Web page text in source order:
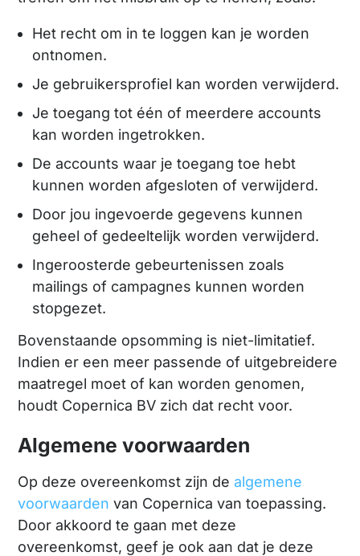
Het recht om in te loggen kan je worden
ontnomen.
Je gebruikersprofiel kan worden verwijderd.
Je toegang tot één of meerdere accounts
kan worden ingetrokken.
De accounts waar je toegang toe hebt
kunnen worden afgesloten of verwijderd.
Door jou ingevoerde gegevens kunnen
geheel of gedeeltelijk worden verwijderd.
Ingeroosterde gebeurtenissen zoals
mailings of campagnes kunnen worden
stopgezet.
Bovenstaande opsomming is niet-limitatief.
Indien er een meer passende of uitgebreidere
maatregel moet of kan worden genomen,
houdt Copernica BV zich dat recht voor.
Algemene voorwaarden
Op deze overeenkomst zijn dealgemene
voorwaarden van Copernica van toepassing.
Door akkoord te gaan met deze
overeenkomst, geef je ook aan dat je deze